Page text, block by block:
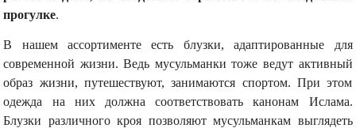
прогулке.
В нашем ассортименте есть блузки, адаптированные для
современной жизни. Ведь мусульманки тоже ведут активный
образ жизни, путешествуют, занимаются спортом. При этом
одежда на них должна соответствовать канонам Ислама.
Блузки различного кроя позволяют мусульманкам выглядеть